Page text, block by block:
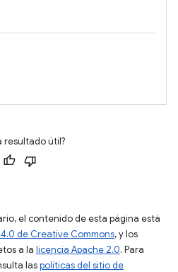
resultado útil?
el contenido de esta página está
de Creative Commons, y los
a la licencia Apache 2.0. Para
laspolíticas del sitio de